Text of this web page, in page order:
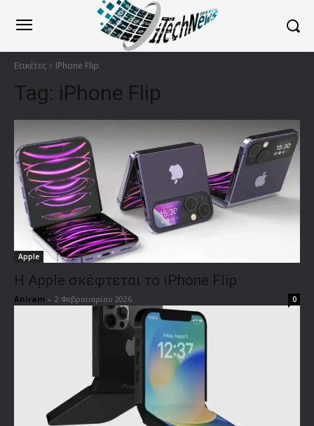
Ετικέτες IPhone Flip
Tag: iPhone Flip
Apple
Η Apple σκέφτεται το iPhone Flip
Aniram - 2 Φεβρουαρίου 2026 0